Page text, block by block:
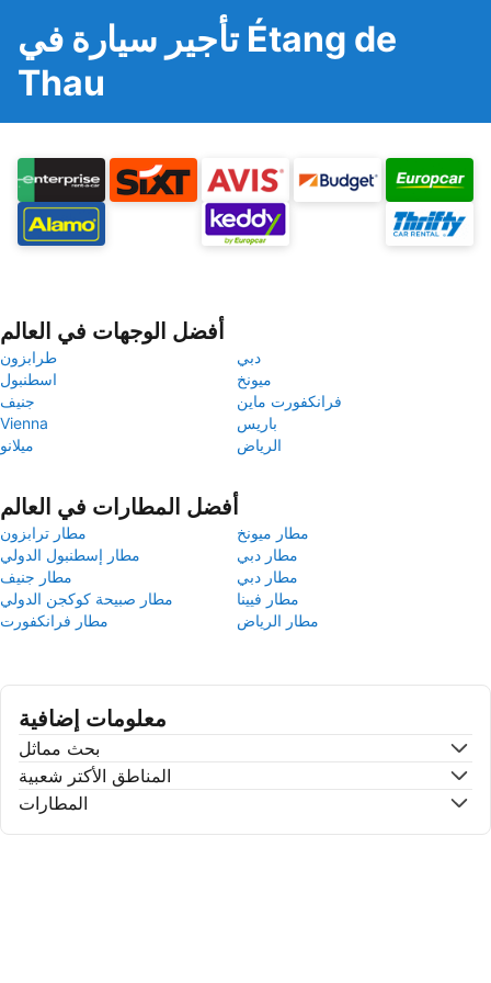
تأجير سيارة في Étang de
Thau
أفضل الوجهات في العالم
طرابزون
دبي
اسطنبول
ميونخ
جنيف
فرانكفورت ماين
Vienna
باريس
ميلانو
الرياض
أفضل المطارات في العالم
مطار ترابزون
مطار ميونخ
مطار إسطنبول الدولي
مطار دبي
مطار جنيف
مطار دبي
مطار صبيحة كوكجن الدولي
مطار فيينا
مطار فرانكفورت
مطار الرياض
معلومات إضافية
بحث مماثل
المناطق الأكتر شعبية
المطارات